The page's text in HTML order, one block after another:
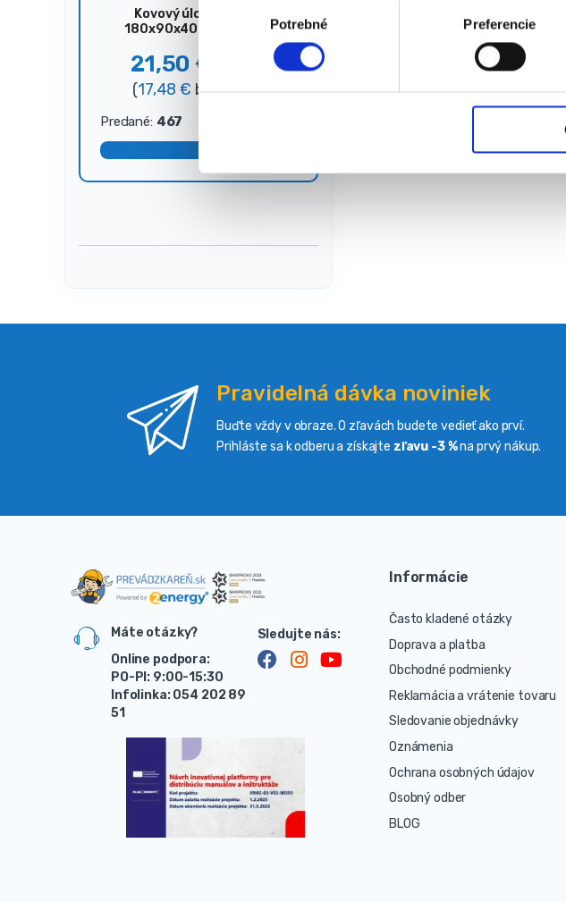
e
r
l
Potrebné Preferencie
Kovový úložný regál,
180x90x40 cm, 875 kg,
21,50 €
(17,48€ bez DPH)
Predané: 467
Pravidelná dávka noviniek
Buďte vždy v obraze. O zľavách budete vedieť ako prví.
Prihláste sa k odberu a získajte zľavu -3 %na prvý nákup.
Máte otázky?
Online podpora:
PO-PI: 9:00-15:30
Infolinka: 054 202 89
51
Informácie
Často kladené otázky
Doprava a platba
Obchodné podmienky
Reklamácia a vrátenie tovaru
Sledovanie objednávky
Oznámenia
Ochrana osobných údajov
Osobný odber
BLOG